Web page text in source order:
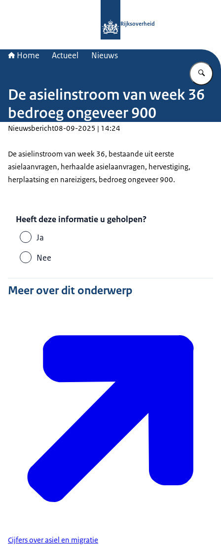
Rijksoverheid
Home Actueel Nieuws
De asielinstroom van week 36
bedroeg ongeveer 900
Nieuwsbericht08-09-2025 | 14:24
De asielinstroom van week 36, bestaande uit eerste
asielaanvragen, herhaalde asielaanvragen, hervestiging,
herplaatsing en nareizigers, bedroeg ongeveer 900.
Heeft deze informatie u geholpen?
Ja
Nee
Meer over dit onderwerp
Cijfers over asiel en migratie